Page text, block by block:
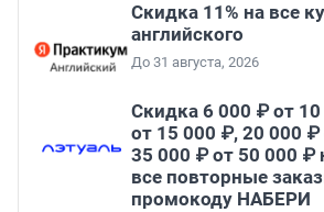
Скидка 11% на все
английского
До 31 августа, 2026
Скидка 6 000 ₽ от
от 15 000 ₽, 20 000
35 000 ₽ от 50 000 ₽
все повторные
промокоду НАБЕРИ